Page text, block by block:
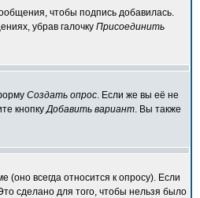
чтобы подпись добавилась.
убрав галочку Присоединить
Создать опрос. Если же вы её не
кнопкуДобавить вариант. Вы также
всегда относится к опросу). Если
сделано для того, чтобы нельзя было